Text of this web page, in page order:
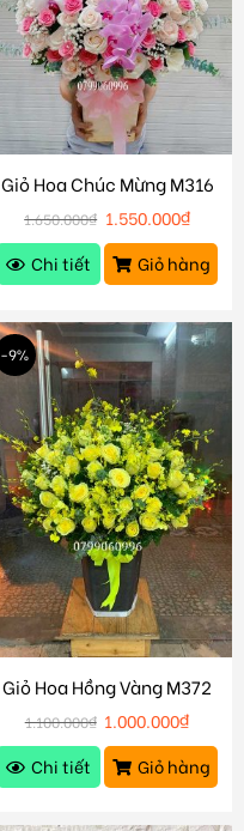
Giỏ Hoa Chúc Mừng M316
1.650.000₫ 1.550.000₫
Chi tiết
Giỏ hàng
-9%
Giỏ Hoa Hồng Vàng M372
1.100.000₫ 1.000.000₫
Chi tiết
Giỏ hàng